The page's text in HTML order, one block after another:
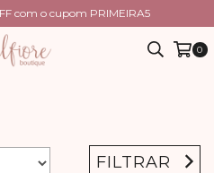
com o cupom PRIMEIRA5
0
FILTRAR